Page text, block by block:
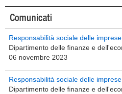
Comunicati
Responsabilità sociale delle
Dipartimento delle finanze e
06 novembre 2023
Responsabilità sociale delle
Dipartimento delle finanze e